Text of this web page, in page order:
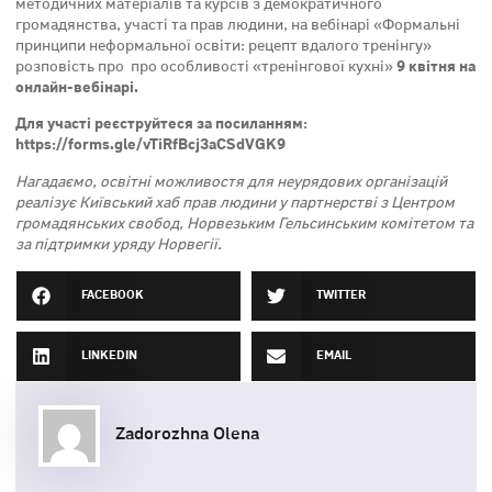
методичних матеріалів та курсів з демократичного
громадянства, участі та прав людини, на вебінарі «Формальні
принципи неформальної освіти: рецепт вдалого тренінгу»
розповість про про особливості «тренінгової кухні» 9 квітня на
онлайн-вебінарі.
Для участі реєструйтеся за посиланням:
https://forms.gle/vTiRfBcj3aCSdVGK9
Нагадаємо, освітні можливостя для неурядових організацій
реалізує Київський хаб прав людини у партнерстві з Центром
громадянських свобод, Норвезьким Гельсинським комітетом та
за підтримки уряду Норвегії.
FACEBOOK TWITTER
LINKEDIN EMAIL
Zadorozhna Olena